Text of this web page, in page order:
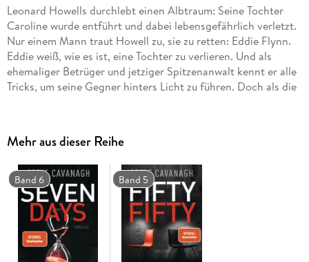
Leonard Howells durchlebt einen Albtraum: Seine Tochter
Caroline wurde entführt und dabei lebensgefährlich verletzt.
Nur einem Mann traut Howell zu, sie zu retten: Eddie Flynn.
Eddie weiß, wie es ist, eine Tochter zu verlieren. Und als
ehemaliger Betrüger und jetziger Spitzenanwalt kennt er alle
Tricks, um seine Gegner hinters Licht zu führen. Doch als die
das vor vielen Jahren begann. Und in dem Eddie bald nicht
mehr weiß, wer die Wahrheit sagt, und wer lügt . . .
Mehr aus dieser Reihe
Band 6 Band 5